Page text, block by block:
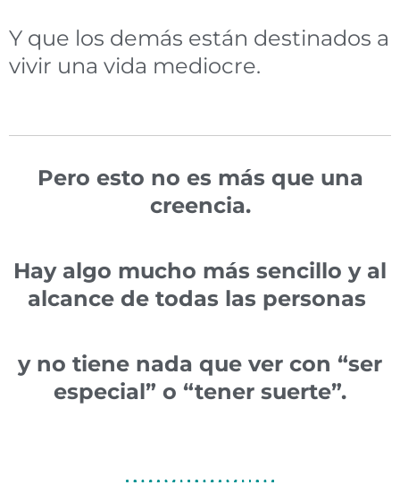
Y que los demás están destinados a
vivir una vida mediocre.
Pero esto no es más que una
creencia.
Hay algo mucho más sencillo y al
alcance de todas las personas
y no tiene nada que ver con “ser
especial” o “tener suerte”.